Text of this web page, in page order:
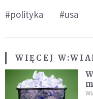
#polityka #usa
WIĘCEJ W: